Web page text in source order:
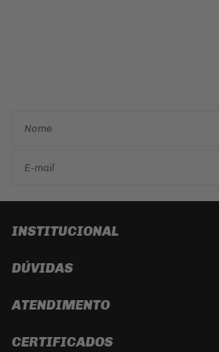
INSTITUCIONAL
DÚVIDAS
ATENDIMENTO
CERTIFICADOS